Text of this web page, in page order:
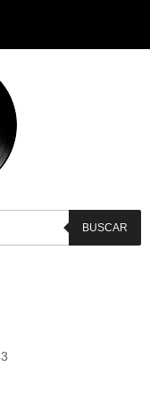
BUSCAR